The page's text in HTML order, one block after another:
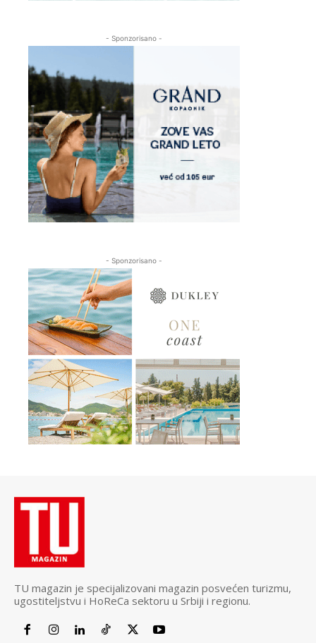
- Sponzorisano -
- Sponzorisano -
TU magazin je specijalizovani magazin posvećen turizmu,
ugostiteljstvu i HoReCa sektoru u Srbiji i regionu.